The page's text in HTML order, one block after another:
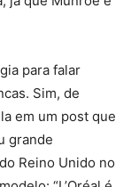
para falar
Sim, de
em um post que
grande
Reino Unido no